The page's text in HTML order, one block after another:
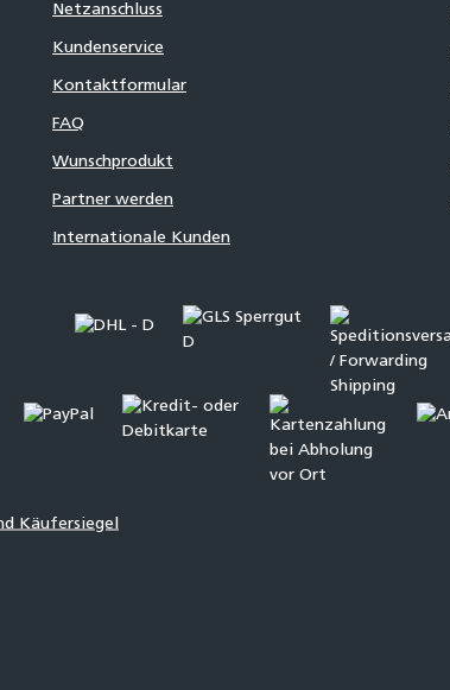
Netzanschluss
Kundenservice
Kontaktformular
FAQ
Wunschprodukt
Partner werden
Internationale Kunden